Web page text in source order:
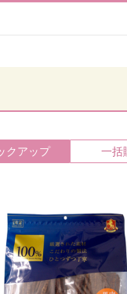
クアップ 一括